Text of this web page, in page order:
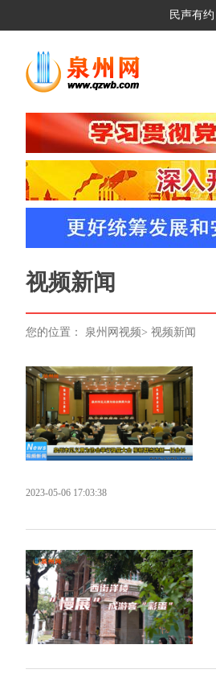
民声有约
视频新闻
您的位置： 泉州网视频> 视频新闻
2023-05-06 17:03:38